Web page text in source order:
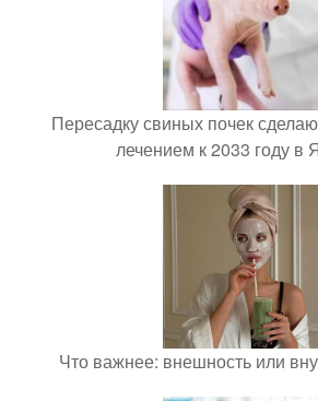
Пересадку свиных почек
лечением к 2033 году в
Что важнее: внешность или